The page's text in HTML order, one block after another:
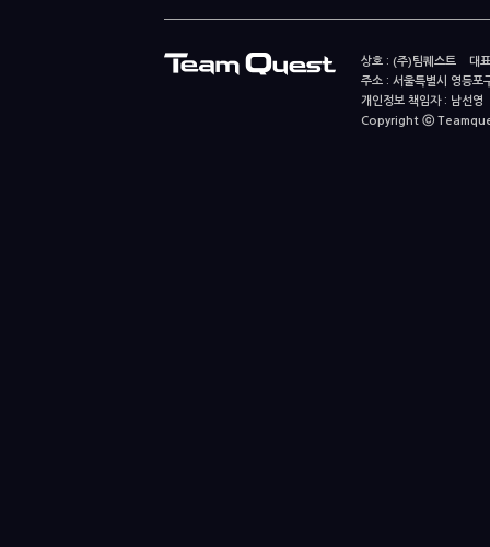
상호 : (주)팀퀘스트 대
주소 : 서울특별시 영등
개인정보 책임자 : 남
Copyright ⓒ